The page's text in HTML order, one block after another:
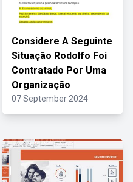
Considere A Seguinte
Situação Rodolfo Foi
Contratado Por Uma
Organização
07 September 2024